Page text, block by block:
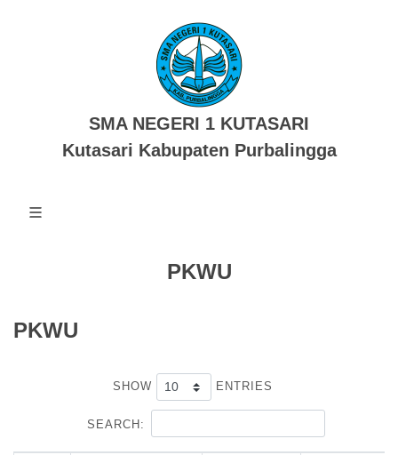
SMA NEGERI 1 KUTASARI
Kutasari Kabupaten Purbalingga
PKWU
PKWU
SHOW ENTRIES
SEARCH: